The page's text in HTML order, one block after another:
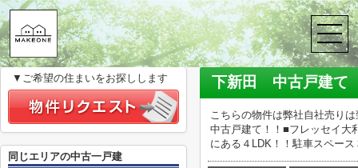
株式会社メイクワン > (戸建(売買))路線・駅から探す > JR両毛線 > 新
下新田 中古戸建て
下新田 中古戸建て
こちらの物件は弊社自社売り
中古戸建て！！■フレッセイ大
にある４LDK！！駐車スペー
▼ご希望の住まいをお探しします
同じエリアの中古一戸建